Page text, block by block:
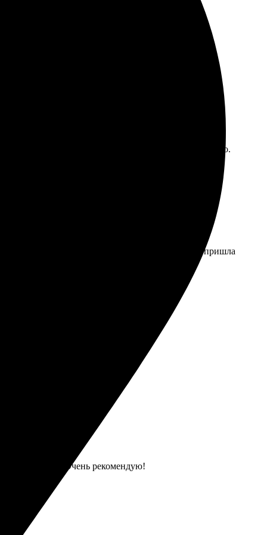
но в целом результат порадовал.
превзошёл ожидания, картина выглядит великолепно.
легко выбрать размер и оформление. Доставка пришла
с радостью рекомендую!
впечатлило. Очень рекомендую!